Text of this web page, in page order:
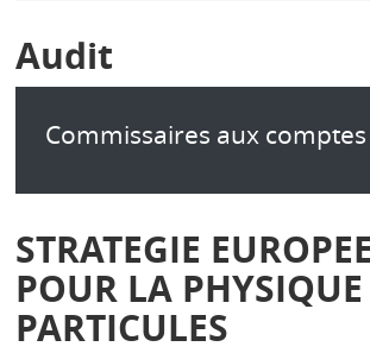
Audit
Commissaires aux comptes
STRATEGIE
POUR LA PHYSIQUE
PARTICULES